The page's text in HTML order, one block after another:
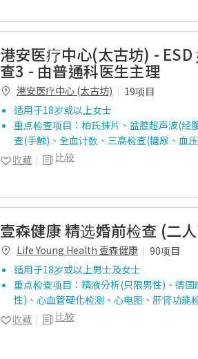
港安医疗中心(太古坊) - ESD
查3 - 由普通科医生主理
港安医疗中心 (太古坊)
19项目
适用于18岁或以上女士
重点检查项目：柏氏抹片、盆腔超声波(经
查(手触)、全血计数、三高检查(糖尿、血
比较
收藏
壹森健康 精选婚前检查 (二
Life Young Health 壹森健康
90项目
适用于18岁或以上男士及女士
重点检查项目：精液分析(只限男性)、德
性)、心血管硬化检测、心电图、肝肾功能
比较
收藏